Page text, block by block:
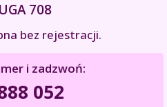
708
bez rejestracji.
i zadzwoń:
052